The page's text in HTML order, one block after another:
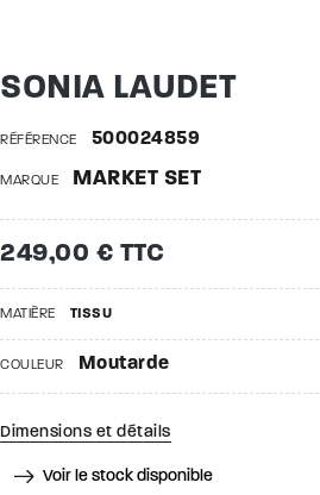
SONIA LAUDET
RÉFÉRENCE 500024859
MARQUE MARKET SET
249,00 € TTC
MATIÈRE TISSU
COULEUR Moutarde
Dimensions et détails
Voir le stock disponible